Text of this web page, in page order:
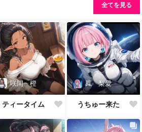
全てを見る
咲間 橙
ティータイム
鳳 梨愛
うちゅー来た